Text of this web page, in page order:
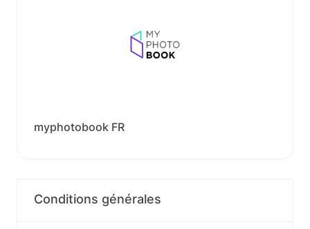
myphotobook FR
Conditions générales